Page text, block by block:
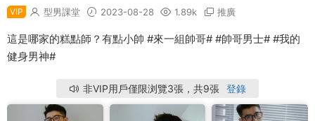
VIP 型男課堂 2023-08-28 1.89k 推廣
這是哪家的糕點師？有點小帥 #來一組帥哥# #帥哥男士# #我的
健身男神#
非VIP用戶僅限浏覽3張，共9張 登錄